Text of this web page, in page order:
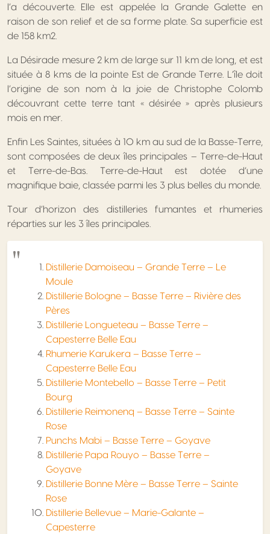
l’a découverte. Elle est appelée la Grande Galette en
raison de son relief et de sa forme plate. Sa superficie est
de 158 km2.
La Désirade mesure 2 km de large sur 11 km de long, et est
située à 8 kms de la pointe Est de Grande Terre. L’île doit
l’origine de son nom à la joie de Christophe Colomb
découvrant cette terre tant « désirée » après plusieurs
mois en mer.
Enfin Les Saintes, situées à 10 km au sud de la Basse-Terre,
sont composées de deux îles principales – Terre-de-Haut
et Terre-de-Bas. Terre-de-Haut est dotée d’une
magnifique baie, classée parmi les 3 plus belles du monde.
Tour d’horizon des distilleries fumantes et rhumeries
réparties sur les 3 îles principales.
Distillerie Damoiseau – Grande Terre – Le
Moule
Distillerie Bologne – Basse Terre – Rivière des
Pères
Distillerie Longueteau – Basse Terre –
Capesterre Belle Eau
Rhumerie Karukera – Basse Terre –
Capesterre Belle Eau
Distillerie Montebello – Basse Terre – Petit
Bourg
Distillerie Reimonenq – Basse Terre – Sainte
Rose
Punchs Mabi – Basse Terre – Goyave
Distillerie Papa Rouyo – Basse Terre –
Goyave
Distillerie Bonne Mère – Basse Terre – Sainte
Rose
Distillerie Bellevue – Marie-Galante –
Capesterre